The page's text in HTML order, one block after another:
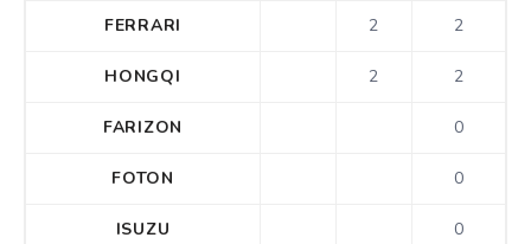
FERRARI 2 2
HONGQI 2 2
FARIZON 0
FOTON 0
ISUZU 0